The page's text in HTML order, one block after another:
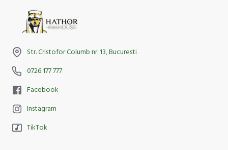
Str. Cristofor Columb nr. 13, Bucuresti
0726 177 777
Facebook
Instagram
TikTok